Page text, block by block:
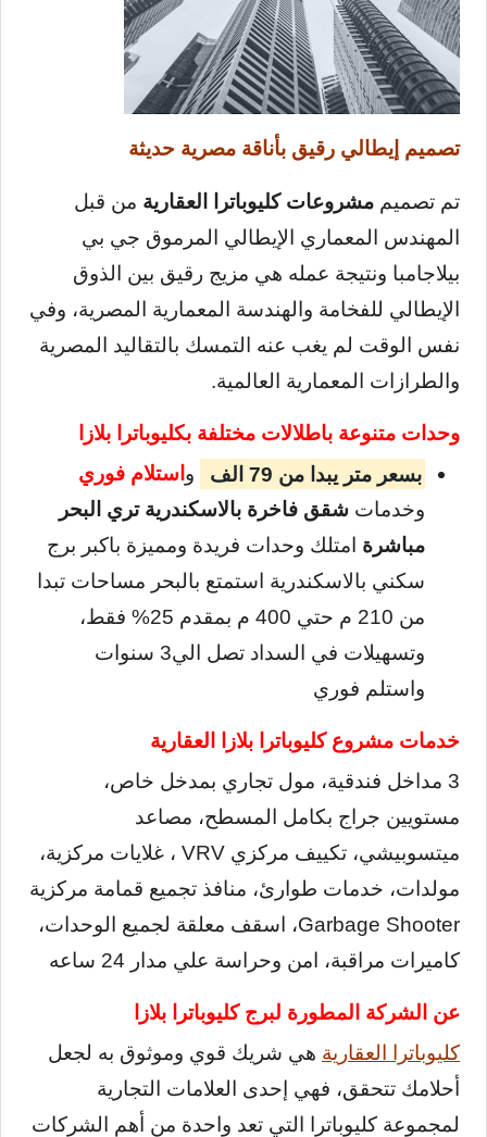
تصميم إيطالي رقيق بأناقة مصرية حديثة
تم تصميم مشروعات كليوباترا العقارية من قبل
المهندس المعماري الإيطالي المرموق جي بي
بيلاجامبا ونتيجة عمله هي مزيج رقيق بين الذوق
الإيطالي للفخامة والهندسة المعمارية المصرية، وفي
نفس الوقت لم يغب عنه التمسك بالتقاليد المصرية
والطرازات المعمارية العالمية.
وحدات متنوعة باطلالات مختلفة بكليوباترا بلازا
بسعر متر يبدا من 79 الف
و استلام فوري
وخدمات شقق فاخرة بالاسكندرية تري البحر
مباشرة امتلك وحدات فريدة ومميزة باكبر برج
سكني بالاسكندرية استمتع بالبحر مساحات تبدا
من 210 م حتي 400 م بمقدم 25% فقط،
وتسهيلات في السداد تصل الي3 سنوات
واستلم فوري
خدمات مشروع كليوباترا بلازا العقارية
3 مداخل فندقية، مول تجاري بمدخل خاص،
مستويين جراج بكامل المسطح، مصاعد
ميتسوبيشي، تكييف مركزي VRV ، غلايات مركزية،
مولدات، خدمات طوارئ، منافذ تجميع قمامة مركزية
Garbage Shooter، اسقف معلقة لجميع الوحدات،
كاميرات مراقبة، امن وحراسة علي مدار 24 ساعه
عن الشركة المطورة لبرج كليوباترا بلازا
كليوباترا العقارية هي شريك قوي وموثوق به لجعل
أحلامك تتحقق، فهي إحدى العلامات التجارية
لمجموعة كليوباترا التي تعد واحدة من أهم الشركات